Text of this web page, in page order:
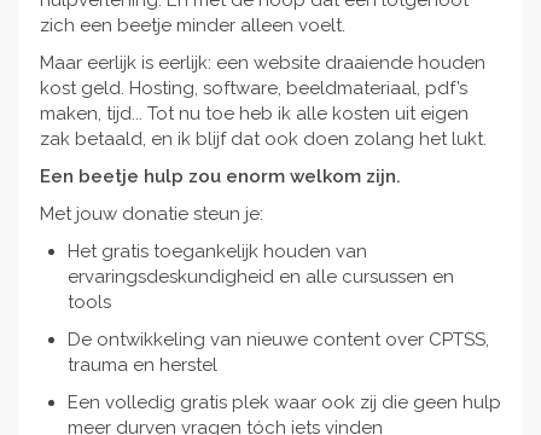
zich een beetje minder alleen voelt.
Maar eerlijk is eerlijk: een website draaiende houden
kost geld. Hosting, software, beeldmateriaal, pdf’s
maken, tijd... Tot nu toe heb ik alle kosten uit eigen
zak betaald, en ik blijf dat ook doen zolang het lukt.
Een beetje hulp zou enorm welkom zijn.
Met jouw donatie steun je:
Het gratis toegankelijk houden van
ervaringsdeskundigheid en alle cursussen en
tools
De ontwikkeling van nieuwe content over CPTSS,
trauma en herstel
Een volledig gratis plek waar ook zij die geen hulp
meer durven vragen tóch iets vinden